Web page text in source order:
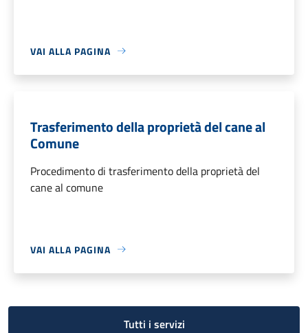
VAI ALLA PAGINA
Trasferimento della proprietà del cane al
Comune
Procedimento di trasferimento della proprietà del
cane al comune
VAI ALLA PAGINA
Tutti i servizi